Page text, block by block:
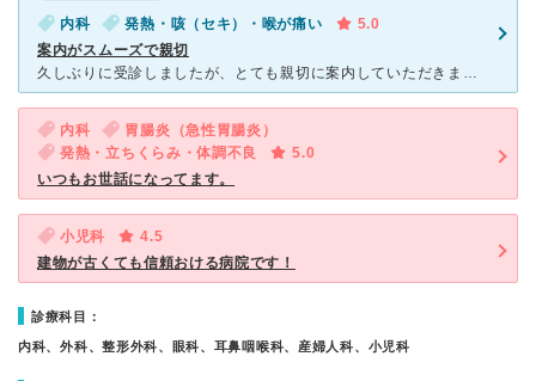
内科 発熱・咳（セキ）・喉が痛い
5.0
案内がスムーズで親切
久しぶりに受診しましたが、とても親切に案内していただきました。発熱している状態でしたが、５類になってからは一般の外来と同じように診察してくださっているとのことで、診ていただき助かりました。待っている間
内科
胃腸炎（急性胃腸炎）
発熱・立ちくらみ・体調不良
5.0
いつもお世話になってます。
小児科
4.5
建物が古くても信頼おける病院です！
診療科目：
内科、外科、整形外科、眼科、耳鼻咽喉科、産婦人科、小児科